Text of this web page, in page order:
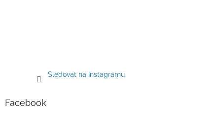
Sledovat na Instagramu
Facebook